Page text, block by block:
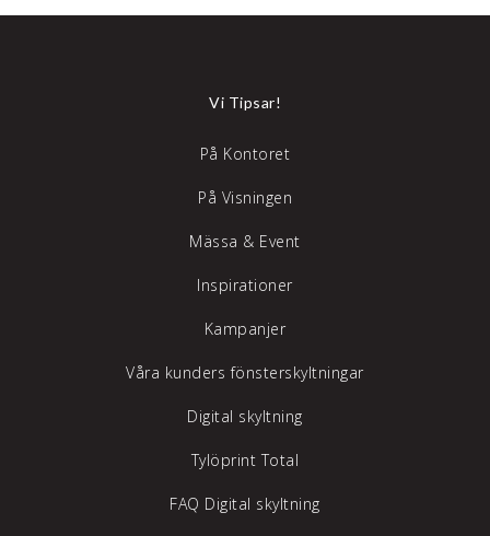
Vi Tipsar!
På Kontoret
På Visningen
Mässa & Event
Inspirationer
Kampanjer
Våra kunders fönsterskyltningar
Digital skyltning
Tylöprint Total
FAQ Digital skyltning